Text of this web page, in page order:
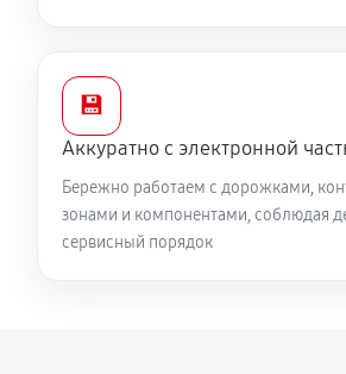
💾
Аккуратно с электронной
Бережно работаем с дорожками,
зонами и компонентами, соблюдая
сервисный порядок